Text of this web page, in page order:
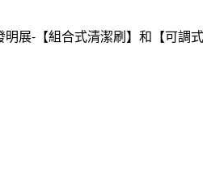
展-【組合式清潔刷】和【可調